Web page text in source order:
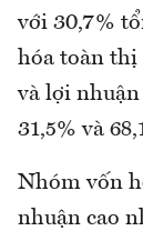
với 30,7%
hóa toàn thị
và lợi nhuận
31,5% và
Nhóm vốn
nhuận cao